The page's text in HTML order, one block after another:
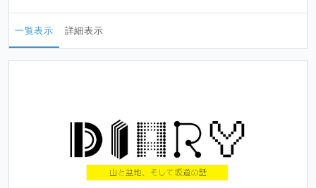
一覧表示 詳細表示